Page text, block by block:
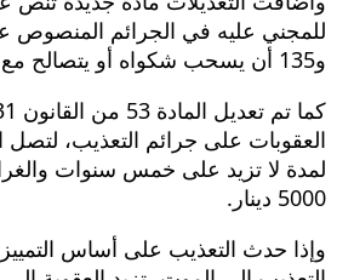
على جرائم التعذيب، لتصل
لا تزيد على خمس سنوات والغرامة
حدث التعذيب على أساس التمييز بين